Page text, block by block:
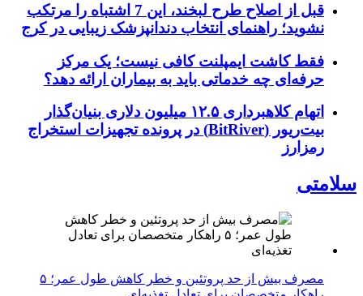
قبل از اصلاح طرح لبخند، این 7 اشتباه را مرتکب
نشوید؛ راهنمای انتخاب دندانپزشک زیبایی در کرج
فقط کاشت ایمپلنت کافی نیست؛ یک مرکز
حرفه‌ای چه خدماتی باید به بیماران ارائه دهد؟
اتهام کلاهبرداری ۱۲.۵ میلیون دلاری بنیان‌گذار
بیت‌ریور (BitRiver) در پرونده تجهیزات استخراج
رمزارز
سلامتی
مصرف بیش از حد پروتئین و خطر کاهش طول عمر؛ ۵